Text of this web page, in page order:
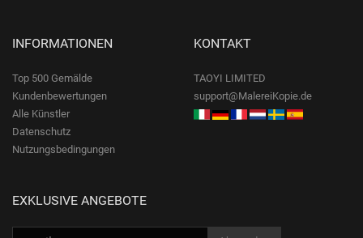
INFORMATIONEN
Top 500 Gemälde
Kundenbewertungen
Alle Künstler
Datenschutz
Nutzungsbedingungen
KONTAKT
TAOYI LIMITED
support@MalereiKopie.de
EXKLUSIVE ANGEBOTE